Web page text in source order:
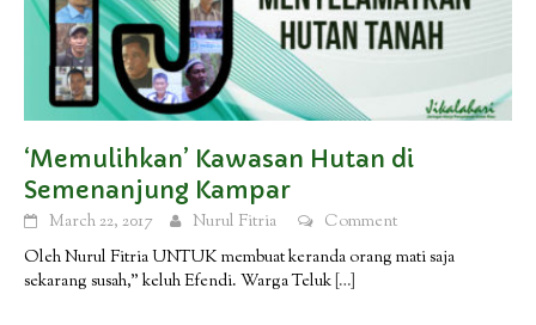
‘Memulihkan’ Kawasan Hutan di
Semenanjung Kampar
March 22, 2017 Nurul Fitria
Comment
Oleh Nurul Fitria UNTUK membuat keranda orang mati saja
sekarang susah,” keluh Efendi. Warga Teluk […]